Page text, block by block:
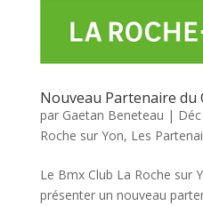
Nouveau Partenaire du
par Gaetan Beneteau |
Roche sur Yon, Les
Le Bmx Club La Roche sur
présenter un nouveau